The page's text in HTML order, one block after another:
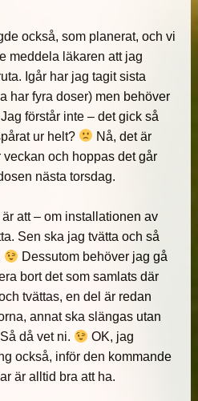
också, som planerat, och vi
meddela läkaren att jag
Igår har jag tagit sista
har fyra doser) men behöver
förstår inte – det gick så
ur helt?
Nå, det är
och hoppas det går
nästa torsdag.
att – om installationen av
Sen ska jag tvätta och så
Dessutom behöver jag gå
bort det som samlats där
tvättas, en del är redan
annat ska slängas utan
då vet ni.
OK, jag
också, inför den kommande
är alltid bra att ha.